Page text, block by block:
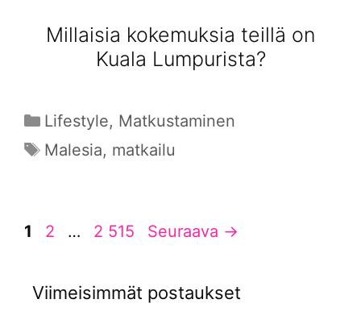
Millaisia kokemuksia teillä on
Kuala Lumpurista?
Kategoriat
Lifestyle, Matkustaminen
Avainsanat
Malesia, matkailu
Sivu
1 Sivu
2 … Sivu
2 515 Seuraava →
Viimeisimmät postaukset